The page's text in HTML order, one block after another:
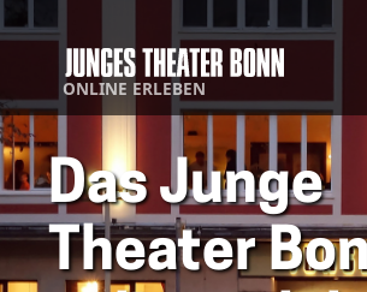
ONLINE ERLEBEN
Das Junge
Theater